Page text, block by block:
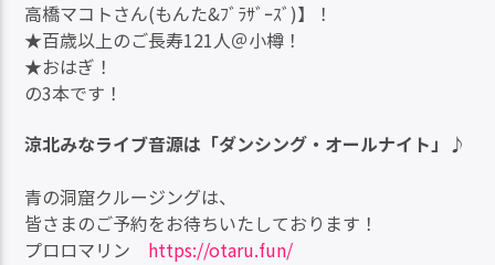
高橋マコトさん(もんた&ﾌﾞﾗｻﾞｰｽﾞ)】！
★百歳以上のご長寿121人＠小樽！
★おはぎ！
の3本です！
涼北みなライブ音源は「ダンシング・オールナイト」♪
青の洞窟クルージングは、
皆さまのご予約をお待ちいたしております！
プロロマリン https://otaru.fun/